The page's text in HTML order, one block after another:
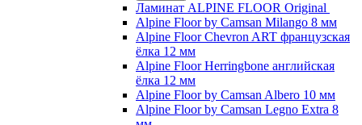
Ламинат ALPINE FLOOR Original
Alpine Floor by Camsan Milango 8 мм
Alpine Floor Chevron ART французская
ёлка 12 мм
Alpine Floor Herringbone английская
ёлка 12 мм
Alpine Floor by Camsan Albero 10 мм
Alpine Floor by Camsan Legno Extra 8